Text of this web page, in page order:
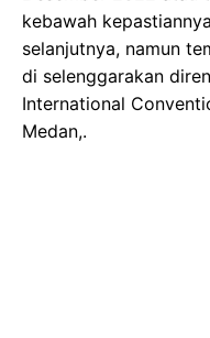
kebawah
selanjutnya, namun
di selenggarakan
International
Medan,.